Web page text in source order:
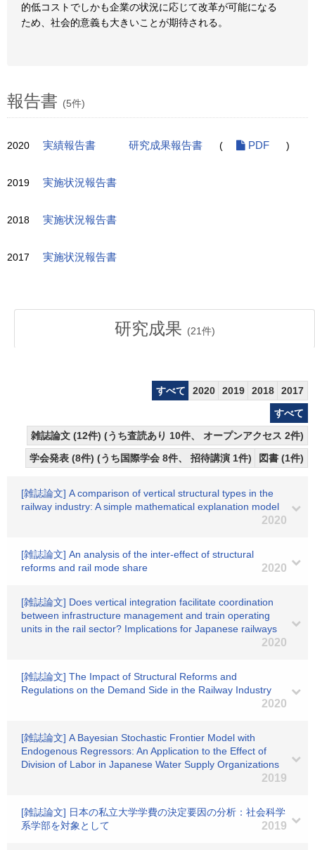
的低コストでしかも企業の状況に応じて改革が可能になる
ため、社会的意義も大きいことが期待される。
報告書 (5件)
2020 実績報告書 研究成果報告書 ( PDF )
2019 実施状況報告書
2018 実施状況報告書
2017 実施状況報告書
研究成果 (21件)
すべて 2020 2019 2018
2017
すべて
雑誌論文 (12件) (うち査読あり 10件、 オープンアクセス 2件)
学会発表 (8件) (うち国際学会 8件、 招待講演 1件)
図書 (1件)
[雑誌論文] A comparison of vertical structural types in the
railway industry: A simple mathematical explanation model
2020
[雑誌論文] An analysis of the inter-effect of structural
reforms and rail mode share
2020
[雑誌論文] Does vertical integration facilitate coordination
between infrastructure management and train operating
units in the rail sector? Implications for Japanese railways
2020
[雑誌論文] The Impact of Structural Reforms and
Regulations on the Demand Side in the Railway Industry
2020
[雑誌論文] A Bayesian Stochastic Frontier Model with
Endogenous Regressors: An Application to the Effect of
Division of Labor in Japanese Water Supply Organizations
2019
[雑誌論文] 日本の私立大学学費の決定要因の分析：社会科学
系学部を対象として
2019